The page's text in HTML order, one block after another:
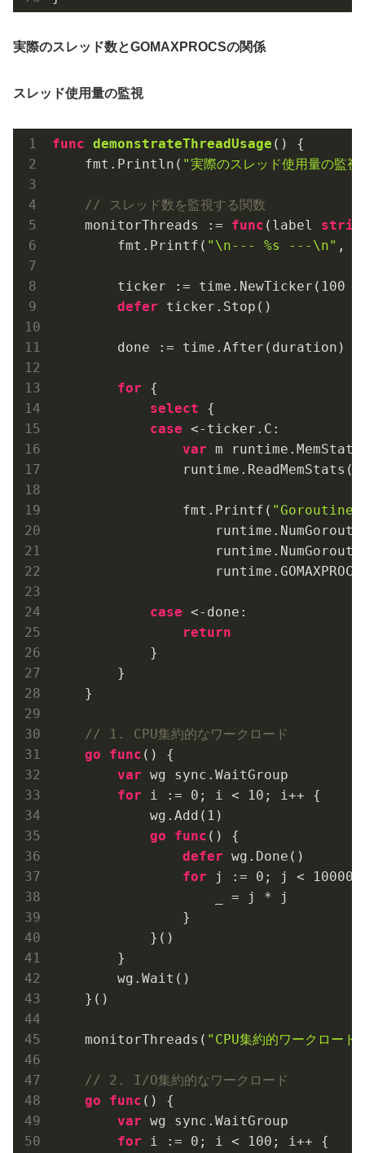
実際のスレッド数とGOMAXPROCSの関係
スレッド使用量の監視
func demonstrateThreadUsage ()
{
    fmt.Println(
"実際のスレッド使用量の監
// スレッド数を監視する関数
    monitorThreads :=
func (label
        fmt.Printf(
"\n--- %s ---\n" ,
        ticker := time.NewTicker(
100
defer ticker.Stop()
        done := time.After(duration)
for {
select {
case <-ticker.C:
var m runtime.MemStats
                fmt.Printf(
"Goroutines:
case <-done:
return
            }
        }
    }
// 1. CPU集約的なワークロード
go
func ()
{
var wg sync.WaitGroup
for i := 0 ; i < 10 ; i++ {
            wg.Add(
1 )
go
func ()
{
defer wg.Done()
for j := 0 ; j <
                    _ = j * j
                }
            }()
        }
        wg.Wait()
    }()
    monitorThreads(
"CPU集約的ワークロード"
// 2. I/O集約的なワークロード
go
func ()
{
var wg sync.WaitGroup
for i := 0 ; i < 100 ; i++ {